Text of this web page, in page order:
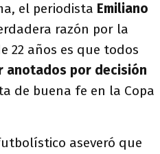
el periodista Emiliano
razón por la
22 años es que todos
anotados por decisión
de buena fe en la Copa
aseveró que